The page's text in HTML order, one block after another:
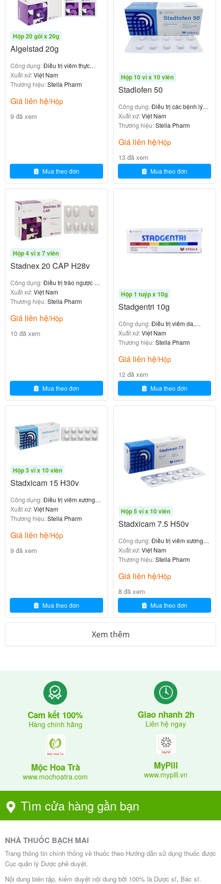
0₫
Xelostad 15 là thuốc
, liều dùng được chỉ định
bởi bác sĩ dựa trên tình trạng cụ thể của từng bệnh
nhân .
1. Dự phòng đột quỵ và thuyên tắc mạch
toàn thân ở bệnh nhân rung nhĩ
Liều dùng:20 mg x 1 lần/ngày
Điều chỉnh liều: Ở bệnh nhân suy thận trung bình
– nặng, liều khuyến cáo là15 mg x 1 lần/ngày
Thời gian điều trị
điều kiện lợi ích về dự phòng đột quỵ và thuyên tắc
mạch toàn thân vượt trội so với nguy cơ chảy máu
2. Điều trị huyết khối tĩnh mạch sâu (DVT) và
thuyên tắc phổi (PE)
Giai đoạn cấp tính (ngày 1-21):15 mg x 2
lần/ngày
Giai đoạn tiếp theo (từ ngày 22 trở đi):20 mg x
1 lần/ngày
Phòng ngừa tái phát kéo dài: Có thể giảm xuống
(sau ít nhất 6 tháng điều trị)
Cách dùng
Với thức ăn: Có thể uống
cùngvới thức ăn
Uống nguyên viên
: Nuốt nguyên viên với một
lượng nước vừa đủ,
không nghiền hoặc nhai
Xử lý khi quên liều
Nếu quên uống một liều:
Uống ngay khi nhớ ra
Ngày hôm sau tiếp tục uống thuốc một lần mỗi
ngày như lịch trình thông thường
Không uống gấp đôi liềuđể bù cho liều đã quên
Chống chỉ định
Chống chỉ định
Giải thích
Quá mẫnvới Rivaroxa
ban hoặc bất kỳ thành
phần nào của thuốc
Nguy cơ phản ứng dị
ứng nghiêm trọng
Đang chảy máu nghiê
m trọng trên lâm sàng
Nguy cơ chảy máu kh
ông kiểm soát được
đông máudẫn đến ng
uy cơ chảy máu
Nguy cơ chảy máu tă
ng cao
Phụ nữ có thai
h hưởng đến thai nhi
Tổn thương hoặc bện
Hộp 20 gói x 20g
Algelstad 20g
Công dụng:Điều trị viêm thực
quản, viêm dạ dày
Xuất xứ:Việt Nam
Thương hiệu:Stella Pharm
Giá liên hệ/Hộp
9 đã xem
Mua theo đơn
Hộp 10 vỉ x 10 viên
Stadlofen 50
Công dụng:Điều trị các bệnh lý
viêm khớp
Xuất xứ:Việt Nam
Thương hiệu:Stella Pharm
Giá liên hệ/Hộp
13 đã xem
Mua theo đơn
Hộp 4 vỉ x 7 viên
Stadnex 20 CAP H28v
Công dụng:Điều trị trào ngược dạ
dày – thực quản (GERD)
Xuất xứ:Việt Nam
Thương hiệu:Stella Pharm
Giá liên hệ/Hộp
10 đã xem
Mua theo đơn
Hộp 1 tuýp x 10g
Stadgentri 10g
Công dụng:Điều trị viêm da,
chàm, nấm da, lang ben
Xuất xứ:Việt Nam
Thương hiệu:Stella Pharm
Giá liên hệ/Hộp
12 đã xem
Mua theo đơn
Hộp 3 vỉ x 10 viên
Stadxicam 15 H30v
Công dụng:Điều trị viêm xương
khớp
Xuất xứ:Việt Nam
Thương hiệu:Stella Pharm
Giá liên hệ/Hộp
9 đã xem
Mua theo đơn
Hộp 5 vỉ x 10 viên
Stadxicam 7.5 H50v
Công dụng:Điều trị viêm xương
khớp
Xuất xứ:Việt Nam
Thương hiệu:Stella Pharm
Giá liên hệ/Hộp
8 đã xem
Mua theo đơn
Xem thêm
Cam kết 100%
Hàng chính hãng
Giao nhanh 2h
Liên hệ ngay
Mộc Hoa Trà
www.mochoatra.com
MyPill
www.mypill.vn
Tìm cửa hàng gần bạn
NHÀ THUỐC BẠCH MAI
Trang thông tin chính thống về thuốc theo Hướng dẫn sử dụng thuốc được
Cục quản lý Dược phê duyệt.
Nội dung biên tập, kiểm duyệt nội dung bởi 100% là Dược sĩ, Bác sĩ.